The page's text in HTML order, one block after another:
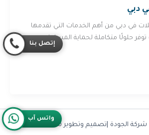
دبي
في دبي من أهم الخدمات التي تقدمها
حلولًا متكاملة لحماية المساحات
Olymoo
واتس آب
إتصل بنا